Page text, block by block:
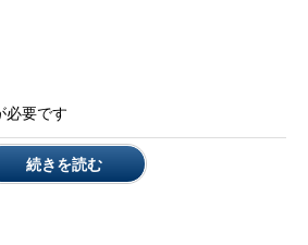
だOffice 2013バージョンのOffice 365
ころも多いでしょう。
必要です
続きを読む